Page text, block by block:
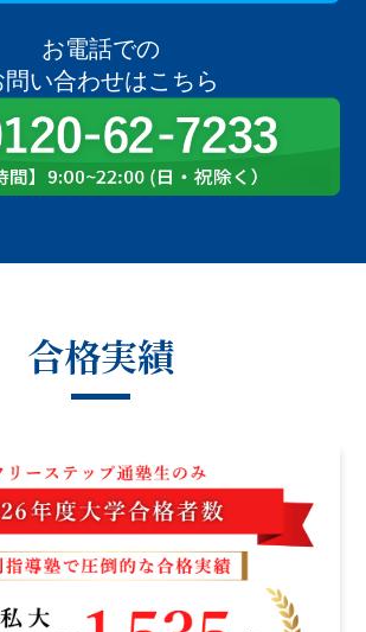
お電話での
問い合わせはこちら
合格実績